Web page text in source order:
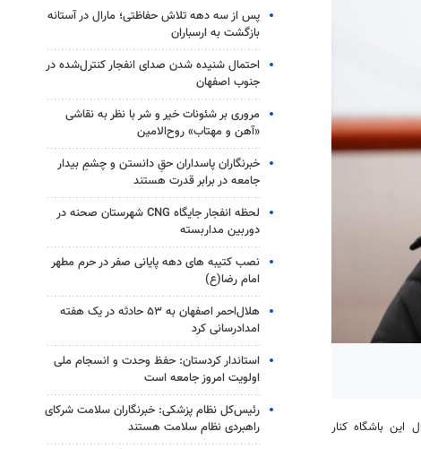
این باشگاه کنار
پس از سه دهه تلاش حفاظتی؛ مارال در آستانه
بازگشت به ارسباران
احتمال شنیده شدن صدای انفجار کنترل‌شده در
جنوب اصفهان
مروری بر شئونات خیر و شر با نظر به نقاشی
«آهن و مهتاب» روح‌الامین
‏خبرنگاران پاسداران حقِ دانستن و چشمِ بیدار
جامعه در برابر قدرت هستند
لحظه انفجار جایگاه CNG شهرستان صحنه در
دوربین مداربسته
نصب کتیبه های دهه پایانی صفر در حرم مطهر
امام رضا(ع)
هلال‌احمر اصفهان به ۵۳ حادثه در یک هفته
امدادرسانی کرد
استاندار کردستان: حفظ وحدت و انسجام ملی
اولویت امروز جامعه است
رئیس‌کل نظام پزشکی: خبرنگاران سلامت شرکای
راهبردی نظام سلامت هستند